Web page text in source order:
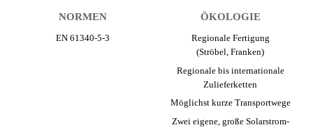
NORMEN
EN 61340-5-3
ÖKOLOGIE
Regionale Fertigung
(Ströbel, Franken)
Regionale bis internationale
Zuliefer­ketten
Möglichst kurze Transport­wege
Zwei eigene, große Solarstrom­